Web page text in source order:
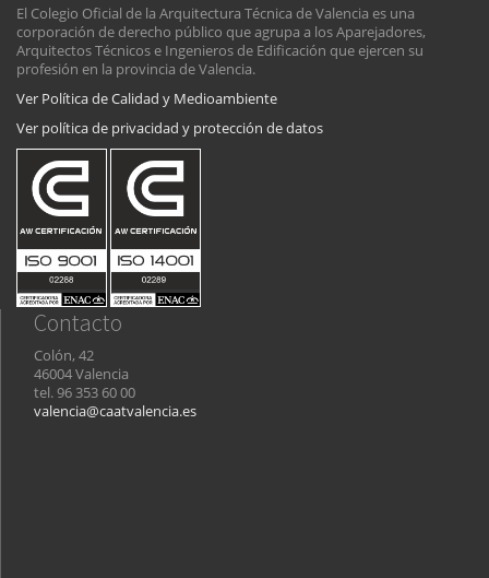
El Colegio Oficial de la Arquitectura Técnica de Valencia es una
corporación de derecho público que agrupa a los Aparejadores,
Arquitectos Técnicos e Ingenieros de Edificación que ejercen su
profesión en la provincia de Valencia.
Ver Política de Calidad y Medioambiente
Ver política de privacidad y protección de datos
Contacto
Colón, 42
46004 Valencia
tel. 96 353 60 00
valencia@caatvalencia.es